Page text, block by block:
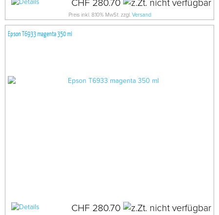
CHF 280.70
Preis inkl. 8.10% MwSt. zzgl. Versand
Epson T6933 magenta 350 ml
CHF 280.70